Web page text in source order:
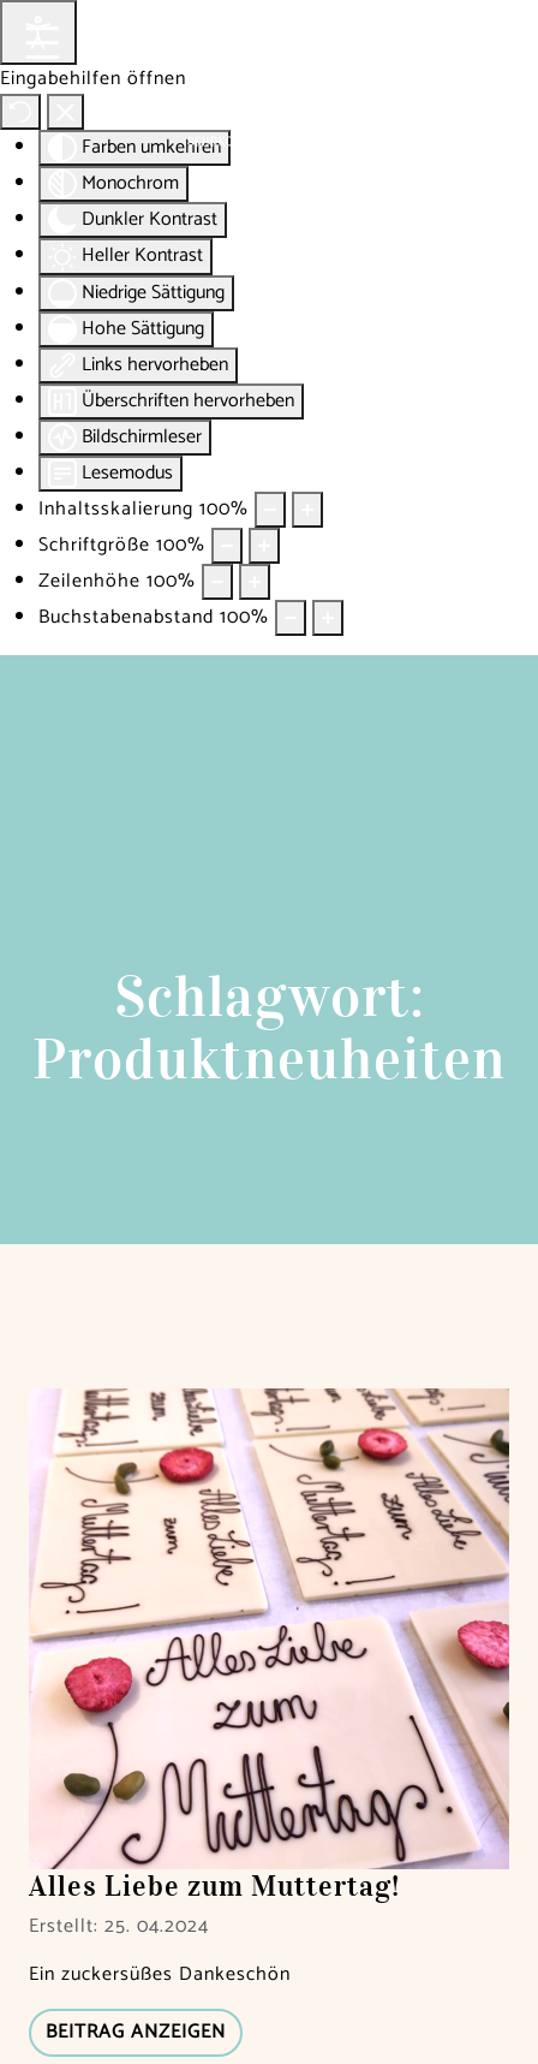
Eingabehilfen öffnen
Farben umkehren
Monochrom
Dunkler Kontrast
Heller Kontrast
Niedrige Sättigung
Hohe Sättigung
Links hervorheben
Überschriften hervorheben
Bildschirmleser
Lesemodus
Inhaltsskalierung 100%
Schriftgröße 100%
Zeilenhöhe 100%
Buchstabenabstand 100%
Schlagwort:
Produktneuheiten
Alles Liebe zum Muttertag!
Erstellt: 25. 04.2024
Ein zuckersüßes Dankeschön
BEITRAG ANZEIGEN